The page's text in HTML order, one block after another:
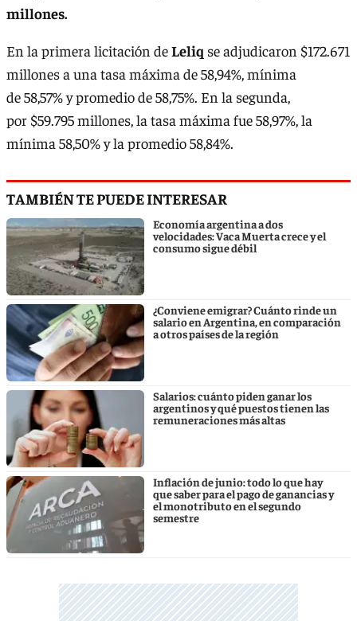
millones.
En la primera licitación deLeliq se adjudicaron $172.671
millones a una tasa máxima de 58,94%, mínima
de 58,57% y promedio de 58,75%. En la segunda,
por $59.795 millones, la tasa máxima fue 58,97%, la
mínima 58,50% y la promedio 58,84%.
TAMBIÉN TE PUEDE INTERESAR
Economía argentina a dos
velocidades: Vaca Muerta crece y el
consumo sigue débil
¿Conviene emigrar? Cuánto rinde un
salario en Argentina, en comparación
a otros países de la región
Salarios: cuánto piden ganar los
argentinos y qué puestos tienen las
remuneraciones más altas
Inflación de junio: todo lo que hay
que saber para el pago de ganancias y
el monotributo en el segundo
semestre